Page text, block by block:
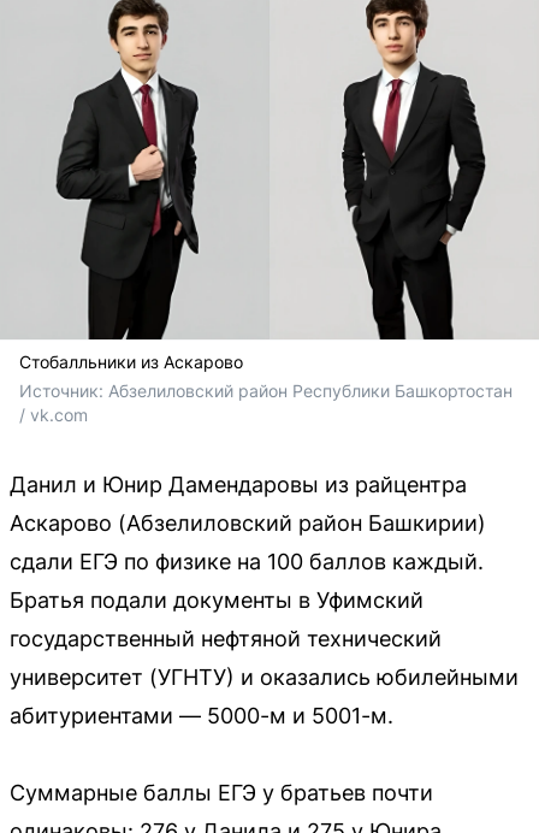
Стобалльники из Аскарово
Источник: Абзелиловский район Республики Башкортостан
/ vk.com
Данил и Юнир Дамендаровы из райцентра
Аскарово (Абзелиловский район Башкирии)
сдали ЕГЭ по физике на 100 баллов каждый.
Братья подали документы в Уфимский
государственный нефтяной технический
университет (УГНТУ) и оказались юбилейными
абитуриентами — 5000-м и 5001-м.
Суммарные баллы ЕГЭ у братьев почти